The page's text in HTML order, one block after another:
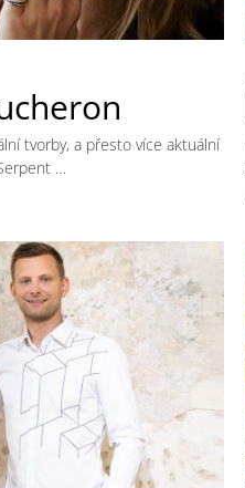
tvorby, a přesto více aktuální
…